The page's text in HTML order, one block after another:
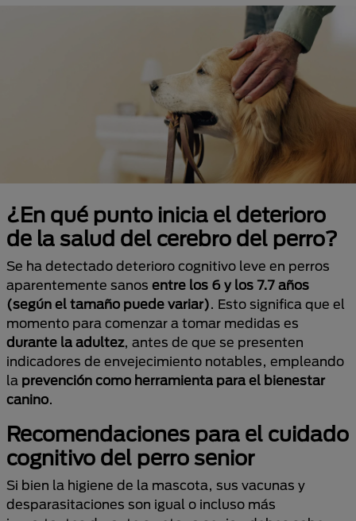
¿En qué punto inicia el deterioro
de la salud del cerebro del perro?
Se ha detectado deterioro cognitivo leve en perros
aparentemente sanos entre los 6 y los 7.7 años
(según el tamaño puede variar). Esto significa que el
momento para comenzar a tomar medidas es
durante la adultez, antes de que se presenten
indicadores de envejecimiento notables, empleando
la prevención como herramienta para el bienestar
canino.
Recomendaciones para el cuidado
cognitivo del perro senior
Si bien la higiene de la mascota, sus vacunas y
desparasitaciones son igual o incluso más